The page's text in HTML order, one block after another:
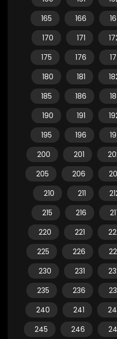
165
166
170
171
175
176
180
181
185
186
190
191
195
196
200
201
205
206
210
211
215
216
220
221
225
226
230
231
235
236
240
241
245
246